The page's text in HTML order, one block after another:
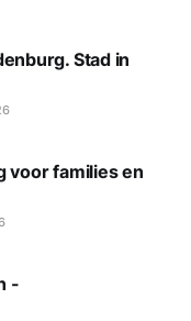
Stad in
voor families en
-